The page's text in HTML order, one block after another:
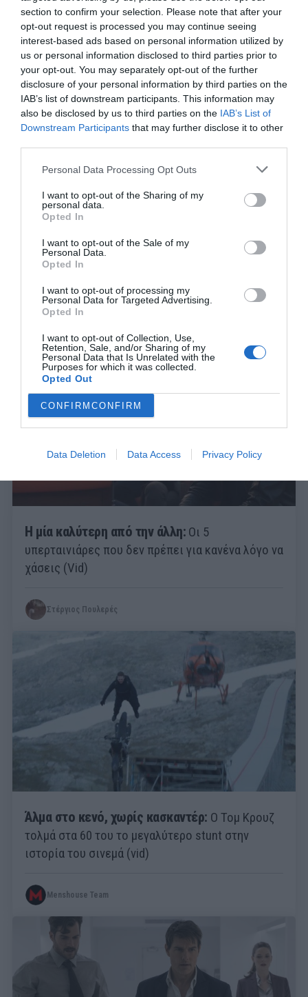
section to confirm your selection. Please note that after your
opt-out request is processed you may continue seeing
interest-based ads based on personal information utilized by
us or personal information disclosed to third parties prior to
your opt-out. You may separately opt-out of the further
disclosure of your personal information by third parties on the
IAB’s list of downstream participants. This information may
also be disclosed by us to third parties on the IAB’s List of
Downstream Participants that may further disclose it to other
Personal Data Processing Opt Outs
I want to opt-out of the Sharing of my
personal data.
Opted In
I want to opt-out of the Sale of my
Personal Data.
Opted In
I want to opt-out of processing my
Personal Data for Targeted Advertising.
Opted In
I want to opt-out of Collection, Use,
Retention, Sale, and/or Sharing of my
Personal Data that Is Unrelated with the
Purposes for which it was collected.
Opted Out
CONFIRM CONFIRM
Data Deletion Data Access Privacy Policy
Ο Τομ Κρουζ είναι πια ένας άλλος, ζει σε (ωραία)
Η μία καλύτερη από την άλλη: Οι 5
υπερταινιάρες που δεν πρέπει για κανένα λόγο να
χάσεις (Vid)
Στέργιος Πουλερές
Άλμα στο κενό, χωρίς κασκαντέρ: Ο Τομ Κρουζ
τολμά στα 60 του το μεγαλύτερο stunt στην
ιστορία του σινεμά (vid)
Menshouse Team